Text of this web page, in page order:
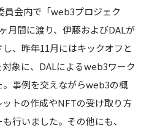
員会内で「web3プロジェク
月間に渡り、伊藤およびDALが
、昨年11月にはキックオフと
象に、DALによるweb3ワーク
事例を交えながらweb3の概
トの作成やNFTの受け取り方
行いました。その他にも、